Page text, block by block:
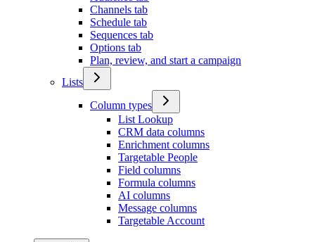
Channels tab
Schedule tab
Sequences tab
Options tab
Plan, review, and start a campaign
Lists
Column types
List Lookup
CRM data columns
Enrichment columns
Targetable People
Field columns
Formula columns
AI columns
Message columns
Targetable Account